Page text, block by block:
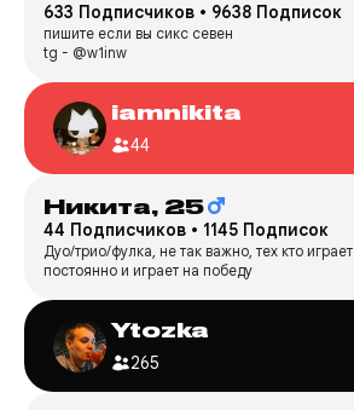
633 Подписчиков • 9638 Подписок
пишите если вы сикс севен
tg - @w1inw
iamnikita
44
Никита, 25
44 Подписчиков • 1145 Подписок
Дуо/трио/фулка, не так важно, тех кто играет
постоянно и играет на победу
Ytozka
265